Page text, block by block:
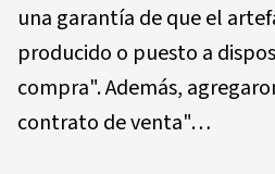
una garantía de que el
producido o puesto a
compra". Además,
contrato de venta"…